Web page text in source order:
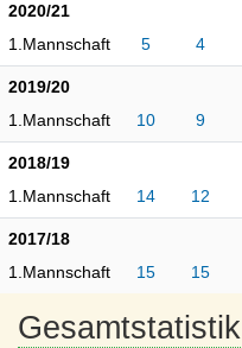
2020/21
1.Mannschaft
5 4
2019/20
1.Mannschaft
10 9
2018/19
1.Mannschaft
14 12
2017/18
1.Mannschaft
15 15
Gesamtstatistik